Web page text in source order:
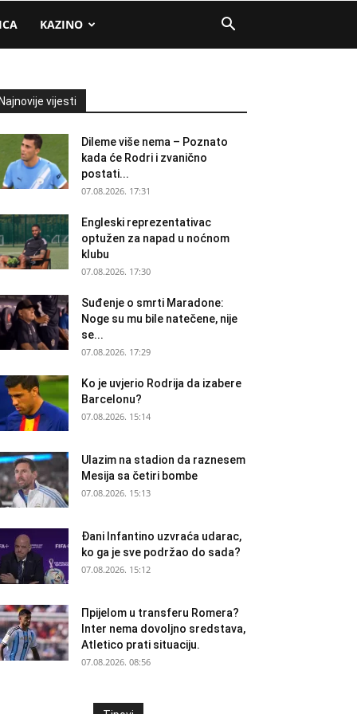
KAZINO
Najnovije vijesti
Dileme više nema – Poznato
kada će Rodri i zvanično
postati...
07.08.2026. 17:31
Engleski reprezentativac
optužen za napad u noćnom
klubu
07.08.2026. 17:30
Suđenje o smrti Maradone:
Noge su mu bile natečene, nije
se...
07.08.2026. 17:29
Ko je uvjerio Rodrija da izabere
Barcelonu?
07.08.2026. 15:14
Ulazim na stadion da raznesem
Mesija sa četiri bombe
07.08.2026. 15:13
Đani Infantino uzvraća udarac,
ko ga je sve podržao do sada?
07.08.2026. 15:12
Прijelom u transferu Romera?
Inter nema dovoljno sredstava,
Atletico prati situaciju.
07.08.2026. 08:56